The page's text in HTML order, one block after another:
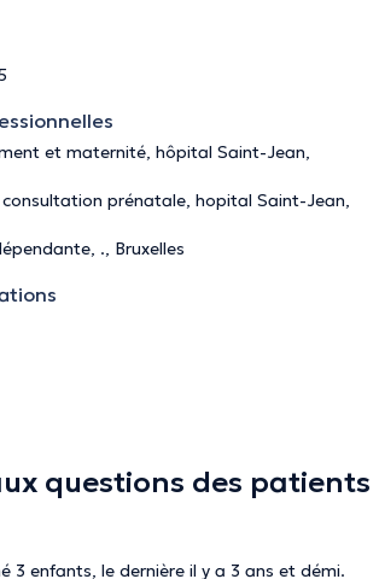
et maternité, hôpital Saint-Jean,
prénatale, hopital Saint-Jean,
., Bruxelles
questions des patients
3 enfants, le dernière il y a 3 ans et démi.